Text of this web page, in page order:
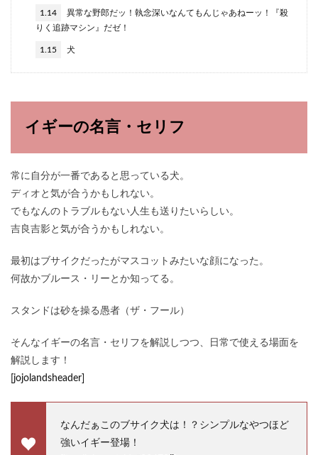
1.14
異常な野郎だッ！執念深いなんてもんじゃあねーッ！『殺
りく追跡マシン』だゼ！
1.15 犬
イギーの名言・セリフ
常に自分が一番であると思っている犬。
ディオと気が合うかもしれない。
でもなんのトラブルもない人生も送りたいらしい。
吉良吉影と気が合うかもしれない。
最初はブサイクだったがマスコットみたいな顔になった。
何故かブルース・リーとか知ってる。
スタンドは砂を操る愚者（ザ・フール）
そんなイギーの名言・セリフを解説しつつ、日常で使える場面を
解説します！
[jojolandsheader]
なんだぁこのブサイク犬は！？シンプルなやつほど
強いイギー登場！